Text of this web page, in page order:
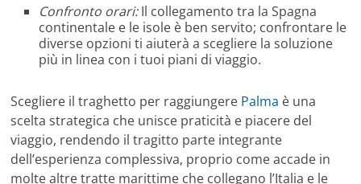
Confronto orari:Il collegamento tra la Spagna
continentale e le isole è ben servito; confrontare le
diverse opzioni ti aiuterà a scegliere la soluzione
più in linea con i tuoi piani di viaggio.
Scegliere il traghetto per raggiungere Palma è una
scelta strategica che unisce praticità e piacere del
viaggio, rendendo il tragitto parte integrante
dell’esperienza complessiva, proprio come accade in
molte altre tratte marittime che collegano l’Italia e le